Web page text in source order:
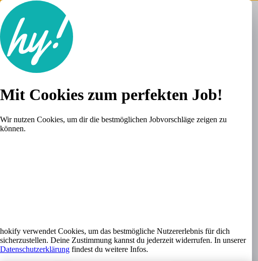
Lebenslauf
H
NAVIGATION
Mit Cookies zum perfekten Job!
Wir nutzen Cookies, um dir die bestmöglichen Jobvorschläge zeigen zu
können.
hokify verwendet Cookies, um das bestmögliche Nutzererlebnis für dich
sicherzustellen. Deine Zustimmung kannst du jederzeit widerrufen. In unserer
Datenschutzerklärung findest du weitere Infos.